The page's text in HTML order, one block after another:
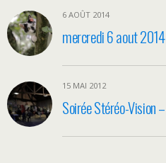
6 AOÛT 2014
mercredi 6 aout 2014
15 MAI 2012
Soirée Stéréo-Vision